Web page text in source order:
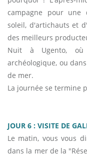
campagne pour une
soleil, d'artichauts et
des meilleurs
Nuit à Ugento, où
archéologique, ou
de mer.
La journée se termine
JOUR 6 : VISITE DE
Le matin, vous vous
dans la mer de la